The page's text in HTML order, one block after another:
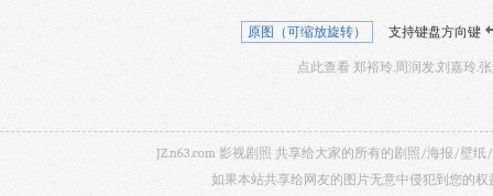
原图（可缩放旋转） 支持键盘方向键
点此查看 郑裕玲.周润发.刘嘉玲.
JZ.n63.com 影视剧照 共享给大家的所有的剧照/海报/壁
如果本站共享给网友的图片无意中侵犯到您的